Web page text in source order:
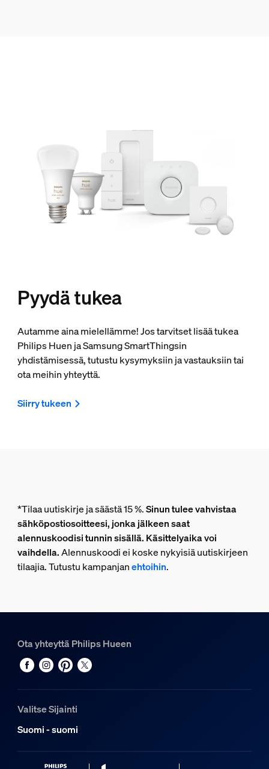
Pyydä tukea
Autamme aina mielellämme! Jos tarvitset lisää tukea
Philips Huen ja Samsung SmartThingsin
yhdistämisessä, tutustu kysymyksiin ja vastauksiin tai
ota meihin yhteyttä.
Siirry tukeen
*Tilaa uutiskirje ja säästä 15 %.Sinun tulee vahvistaa
sähköpostiosoitteesi, jonka jälkeen saat
alennuskoodisi tunnin sisällä. Käsittelyaika voi
vaihdella.Alennuskoodi ei koske nykyisiä uutiskirjeen
tilaajia. Tutustu kampanjanehtoihin.
Ota yhteyttä Philips Hueen
Valitse Sijainti
Suomi - suomi